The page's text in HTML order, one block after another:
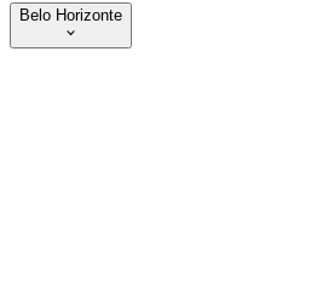
Belo Horizonte